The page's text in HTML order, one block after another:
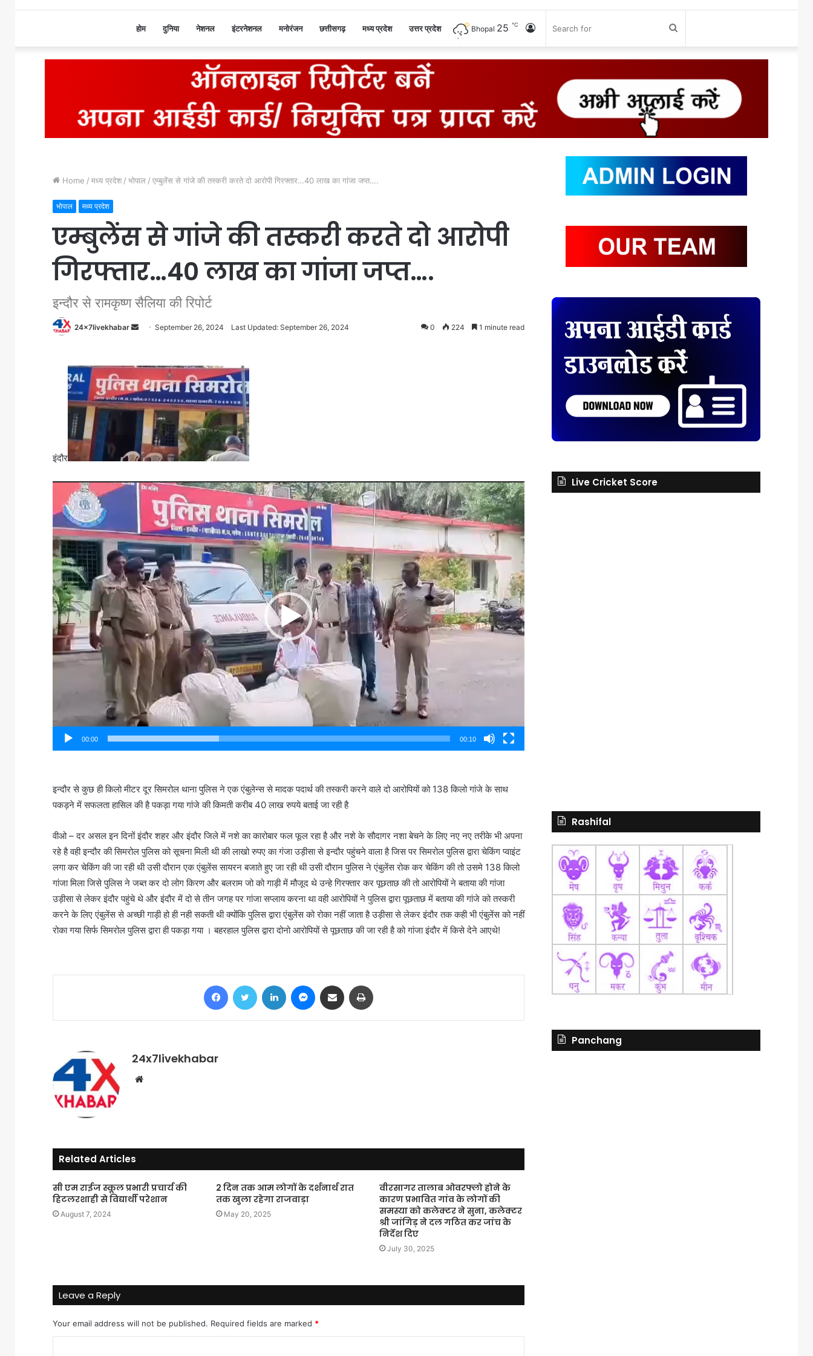
होम दुनिया नेशनल इंटरनेशनल मनोरंजन छत्तीसगढ़ मध्य प्रदेश उत्तर प्रदेश Search
Log
Bhopal 25 ℃
Home / मध्य प्रदेश / भोपाल / एम्बुलेंस से गांजे की तस्करी करते दो आरोपी गिरफ्तार…40 लाख का गांजा जप्त….
भोपाल मध्य प्रदेश
एम्बुलेंस से गांजे की तस्करी करते दो आरोपी
गिरफ्तार…40 लाख का गांजा जप्त….
इन्दौर से रामकृष्ण सैलिया की रिपोर्ट
24x7livekhabar
SendSeptember 26, 2024 Last Updated: September 26, 2024 0 224 1 minute read
इंदौर
Video
Player
00:00 00:10
इन्दौर से कुछ ही किलो मीटर दूर सिमरोल थाना पुलिस ने एक एंबुलेन्स से मादक पदार्थ की तस्करी करने वाले दो आरोपियों को 138 किलो गांजे के साथ
पकड़ने में सफलता हासिल की है पकड़ा गया गांजे की किमती करीब 40 लाख रुपये बताई जा रही है
वीओ – दर असल इन दिनों इंदौर शहर और इंदौर जिले में नशे का कारोबार फल फूल रहा है और नशे के सौदागर नशा बेचने के लिए नए नए तरीके भी अपना
रहे है वही इन्दौर की सिमरोल पुलिस को सूचना मिली थी की लाखो रुपए का गंजा उड़ीसा से इन्दौर पहुंचने वाला है जिस पर सिमरोल पुलिस द्वारा चेकिंग प्वाइंट
लगा कर चेकिंग की जा रही थी उसी दौरान एक एंबुलेंस सायरन बजाते हुए जा रही थी उसी दौरान पुलिस ने एंबुलेंस रोक कर चेकिंग की तो उसमे 138 किलो
गांजा मिला जिसे पुलिस ने जब्त कर दो लोग किरण और बलराम जो को गाड़ी में मौजूद थे उन्हे गिरफ्तार कर पूछताछ की तो आरोपियों ने बताया की गांजा
उड़ीसा से लेकर इंदौर पहुंचे थे और इंदौर में दो से तीन जगह पर गांजा सप्लाय करना था वही आरोपियों ने पुलिस द्वारा पूछताछ में बताया की गांजे को तस्करी
करने के लिए एंबुलेंस से अच्छी गाड़ी हो ही नही सकती थी क्योंकि पुलिस द्वारा एंबुलेंस को रोका नहीं जाता है उड़ीसा से लेकर इंदौर तक कही भी एंबुलेंस को नहीं
रोका गया सिर्फ सिमरोल पुलिस द्वारा ही पकड़ा गया । बहरहाल पुलिस द्वारा दोनो आरोपियों से पूछताछ की जा रही है को गांजा इंदौर में किसे देने आएथे!
FacebookTwitter LinkedIn Messenger
Share via Email
24x7livekhabar
Website
Related Articles
सी एम राईज स्कूल प्रभारी प्रचार्य की
हिटलरशाही से विद्यार्थी परेशान
August 7, 2024
2 दिन तक आम लोगों के दर्शनार्थ रात
तक खुला रहेगा राजवाड़ा
May 20, 2025
वीरसागर तालाब ओवरफ्लो होने के
कारण प्रभावित गांव के लोगों की
समस्या को कलेक्टर ने सुना, कलेक्टर
श्री जांगिड़ ने दल गठित कर जांच के
निर्देश दिए
July 30, 2025
Leave a Reply
Your email address will not be published. Required fields are marked *
Live Cricket Score
Rashifal
Panchang